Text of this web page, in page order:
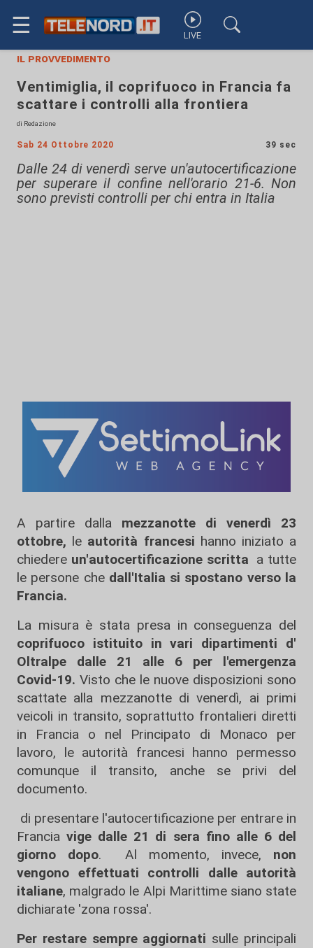
☰ LIVE
il provvedimento
Ventimiglia, il coprifuoco in Francia fa
scattare i controlli alla frontiera
di Redazione
Sab 24 Ottobre 2020 39 sec
Dalle 24 di venerdì serve un'autocertificazione
per superare il confine nell'orario 21-6. Non
sono previsti controlli per chi entra in Italia
A partire dalla mezzanotte di venerdì 23
ottobre, le autorità francesi hanno iniziato a
chiedere un'autocertificazione scritta a tutte
le persone che dall'Italia si spostano verso la
Francia.
La misura è stata presa in conseguenza del
coprifuoco istituito in vari dipartimenti d'
Oltralpe dalle 21 alle 6 per l'emergenza
Covid-19. Visto che le nuove disposizioni sono
scattate alla mezzanotte di venerdì, ai primi
veicoli in transito, soprattutto frontalieri diretti
in Francia o nel Principato di Monaco per
lavoro, le autorità francesi hanno permesso
comunque il transito, anche se privi del
documento.
di presentare l'autocertificazione per entrare in
Franciavige dalle 21 di sera fino alle 6 del
giorno dopo. Al momento, invece, non
vengono effettuati controlli dalle autorità
italiane, malgrado le Alpi Marittime siano state
dichiarate 'zona rossa'.
Per restare sempre aggiornati sulle principali